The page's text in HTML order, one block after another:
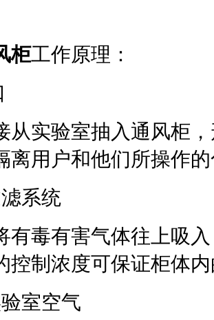
柜工作原理：
从实验室抽入通风柜
离用户和他们所操作
系统
有毒有害气体往上吸
控制浓度可保证柜体
室空气